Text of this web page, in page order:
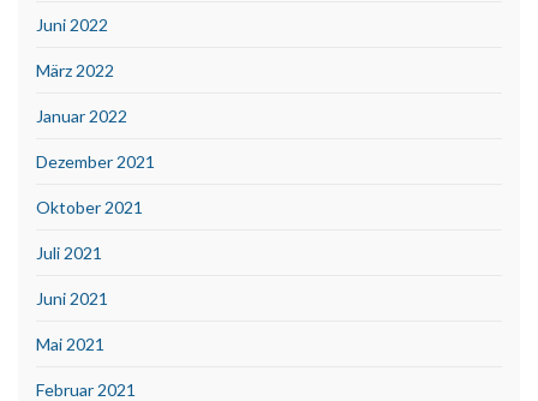
Juni 2022
März 2022
Januar 2022
Dezember 2021
Oktober 2021
Juli 2021
Juni 2021
Mai 2021
Februar 2021